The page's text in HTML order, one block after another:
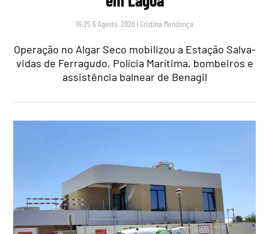
16:25 6 Agosto, 2026 | Cristina Mendonça
Operação no Algar Seco mobilizou a Estação Salva-
vidas de Ferragudo, Polícia Marítima, bombeiros e
assistência balnear de Benagil